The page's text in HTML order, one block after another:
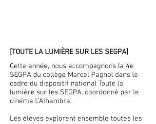
[TOUTE LA LUMIÈRE SUR LES SEGPA]
Cette année, nous accompagnons la 4e
SEGPA du collège Marcel Pagnol dans le
cadre du dispositif national Toute la
lumière sur les SEGPA, coordonné par le
cinéma L’Alhambra.
Les élèves explorent ensemble toutes les